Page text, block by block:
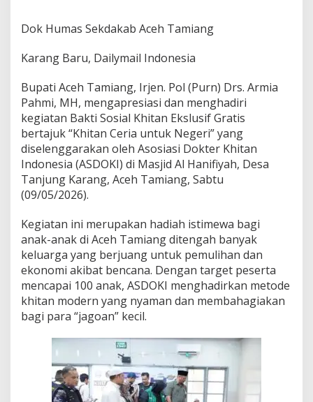
t
n
r
i
a
u
n
t
u
k
g
e
r
i
"
:
e
r
A
n
a
Dok Humas Sekdakab Aceh Tamiang
Karang Baru, Dailymail Indonesia
Bupati Aceh Tamiang, Irjen. Pol (Purn) Drs. Armia
Pahmi, MH, mengapresiasi dan menghadiri
kegiatan Bakti Sosial Khitan Ekslusif Gratis
bertajuk “Khitan Ceria untuk Negeri” yang
diselenggarakan oleh Asosiasi Dokter Khitan
Indonesia (ASDOKI) di Masjid Al Hanifiyah, Desa
Tanjung Karang, Aceh Tamiang, Sabtu
(09/05/2026).
Kegiatan ini merupakan hadiah istimewa bagi
anak-anak di Aceh Tamiang ditengah banyak
keluarga yang berjuang untuk pemulihan dan
ekonomi akibat bencana. Dengan target peserta
mencapai 100 anak, ASDOKI menghadirkan metode
khitan modern yang nyaman dan membahagiakan
bagi para “jagoan” kecil.